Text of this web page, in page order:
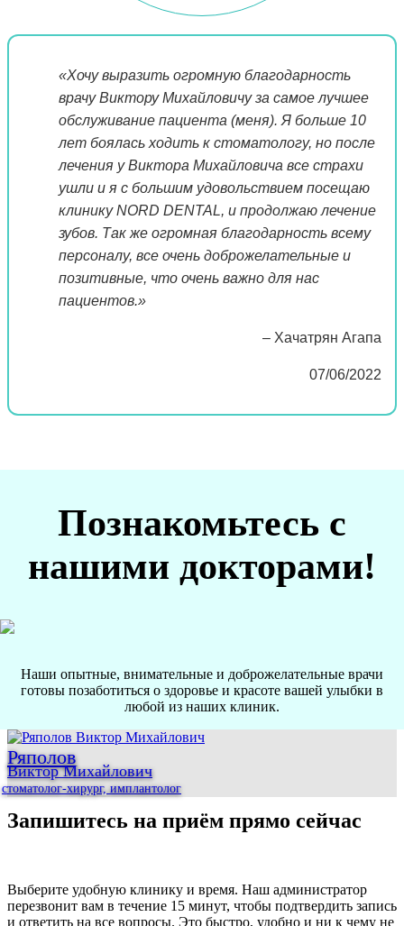
«Хочу выразить огромную благодарность
врачу Виктору Михайловичу за самое лучшее
обслуживание пациента (меня). Я больше 10
лет боялась ходить к стоматологу, но после
лечения у Виктора Михайловича все страхи
ушли и я с большим удовольствием посещаю
клинику NORD DENTAL, и продолжаю лечение
зубов. Так же огромная благодарность всему
персоналу, все очень доброжелательные и
позитивные, что очень важно для нас
пациентов.»
– Хачатрян Агапа
07/06/2022
Познакомьтесь с
нашими докторами!
Наши опытные, внимательные и доброжелательные врачи
готовы позаботиться о здоровье и красоте вашей улыбки в
любой из наших клиник.
Ряполов
Виктор Михайлович
стоматолог-хирург, имплантолог
Запишитесь на приём прямо сейчас
Выберите удобную клинику и время. Наш администратор
перезвонит вам в течение 15 минут, чтобы подтвердить запись
и ответить на все вопросы. Это быстро, удобно и ни к чему не